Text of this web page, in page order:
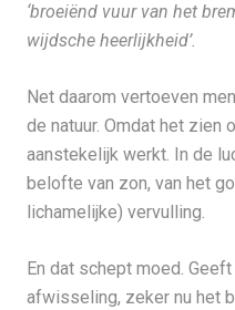
‘broeiënd vuur van het
wijdsche heerlijkheid’.
Net daarom vertoeven
de natuur. Omdat het zien
aanstekelijk werkt. In de
belofte van zon, van het
lichamelijke) vervulling.
En dat schept moed.
afwisseling, zeker nu het